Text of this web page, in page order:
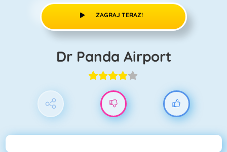
ZAGRAJ TERAZ!
Dr Panda Airport